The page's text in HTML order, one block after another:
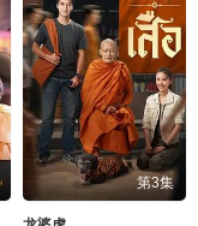
第3集